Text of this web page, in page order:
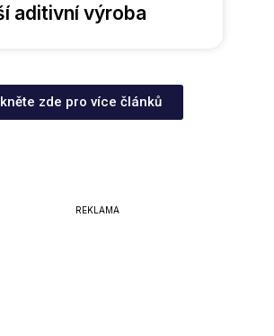
aditivní výroba
zde pro více článků
REKLAMA